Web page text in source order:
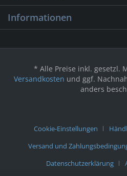
Informationen
* Alle Preise inkl. gesetzl.
Versandkosten und ggf.
anders
Cookie-Einstellungen
Versand und
Datenschutzerklärung